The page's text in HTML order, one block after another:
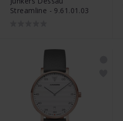
Streamline - 9.61.01.03